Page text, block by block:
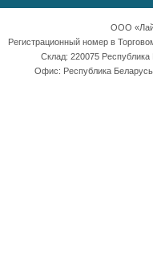
ООО
Регистрационный номер в
Склад: 220075
Офис: Республика